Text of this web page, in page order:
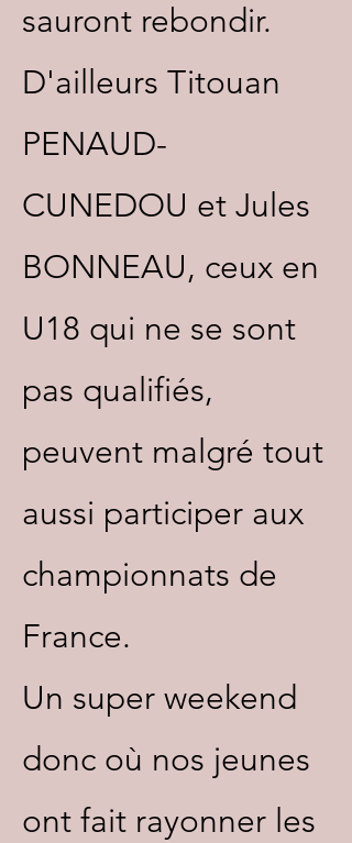
sauront rebondir.
D'ailleurs Titouan
PENAUD-
CUNEDOU et Jules
BONNEAU, ceux en
U18 qui ne se sont
pas qualifiés,
peuvent malgré tout
aussi participer aux
championnats de
France.
Un super weekend
donc où nos jeunes
ont fait rayonner les